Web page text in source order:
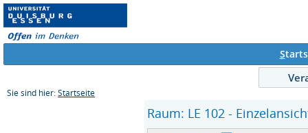
S
Sie sind hier: Startseite
Raum: LE 102 -